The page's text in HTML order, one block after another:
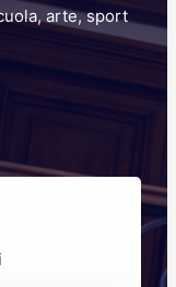
arte, sport